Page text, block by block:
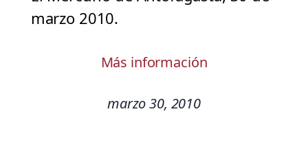
marzo 2010.
Más información
marzo 30, 2010